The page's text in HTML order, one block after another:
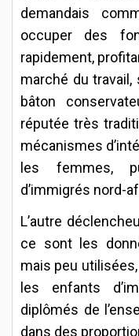
demandais
occuper des
rapidement,
marché du
bâton
réputée très
mécanismes
les femmes,
d’immigrés nord-
L’autre
ce sont les
mais peu
les enfants
diplômés de
dans des